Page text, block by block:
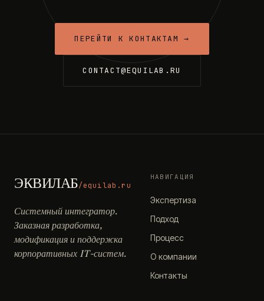
ПЕРЕЙТИ К КОНТАКТАМ →
CONTACT@EQUILAB.RU
ЭКВИЛАБ/equilab.ru
Системный интегратор.
Заказная разработка,
модификация и поддержка
корпоративных IT-систем.
НАВИГАЦИЯ
Экспертиза
Подход
Процесс
О компании
Контакты